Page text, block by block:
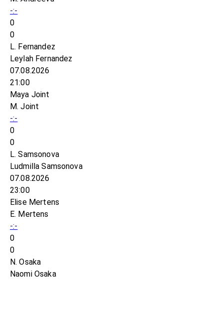
-:-
0
0
L. Fernandez
Leylah Fernandez
07.08.2026
21:00
Maya Joint
M. Joint
-:-
0
0
L. Samsonova
Ludmilla Samsonova
07.08.2026
23:00
Elise Mertens
E. Mertens
-:-
0
0
N. Osaka
Naomi Osaka